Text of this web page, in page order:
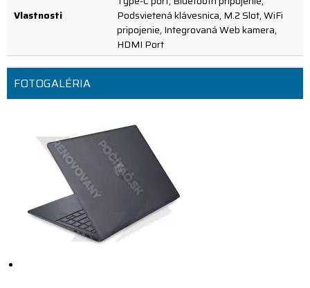
Vlastnosti
Podsvietená klávesnica, M.2 Slot, WiFi
pripojenie, Integrovaná Web kamera,
HDMI Port
FOTOGALÉRIA